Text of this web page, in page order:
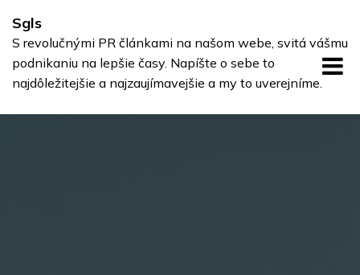
content
Sgls
S revolučnými PR článkami na našom webe, svitá vášmu
podnikaniu na lepšie časy. Napíšte o sebe to
najdôležitejšie a najzaujímavejšie a my to uverejníme.